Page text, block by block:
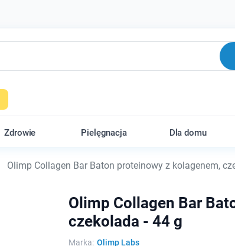
Zdrowie Pielęgnacja Dla domu
Olimp Collagen Bar Baton proteinowy z kolagenem,
Olimp Collagen Bar
czekolada - 44 g
Marka: Olimp Labs